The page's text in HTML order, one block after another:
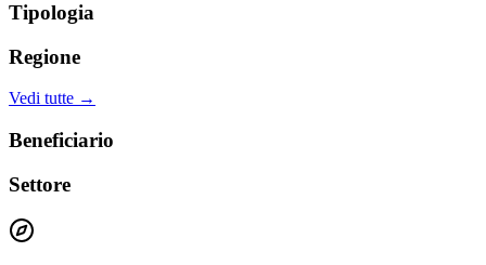
Tipologia
Regione
Vedi tutte →
Beneficiario
Settore